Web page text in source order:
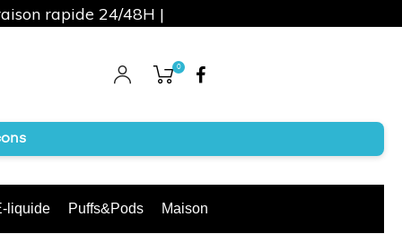
0
liquide Puffs&Pods Maison
rapide 24/48H |